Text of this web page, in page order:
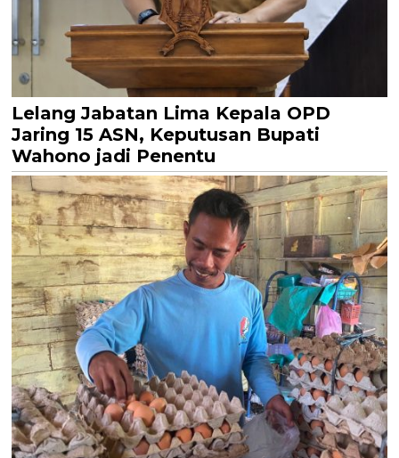
Lelang Jabatan Lima Kepala OPD
Jaring 15 ASN, Keputusan Bupati
Wahono jadi Penentu